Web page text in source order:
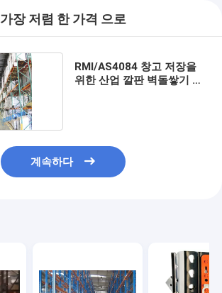
가장 저렴 한 가격 으로
RMI/AS4084 창고 저장을
위한 산업 깔판 벽돌쌓기 체
계속하다